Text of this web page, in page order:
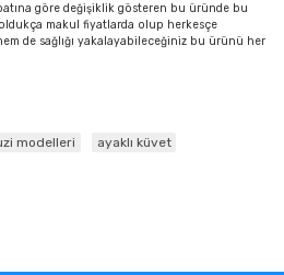
göre değişiklik gösteren bu üründe bu
makul fiyatlarda olup herkesçe
de sağlığı yakalayabileceğiniz bu ürünü her
modelleri
ayaklı küvet